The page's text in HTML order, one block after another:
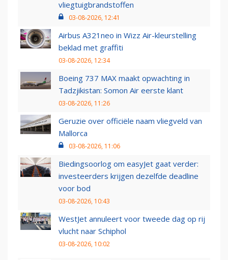
vliegtuigbrandstoffen
03-08-2026, 12:41
Airbus A321neo in Wizz Air-kleurstelling
beklad met graffiti
03-08-2026, 12:34
Boeing 737 MAX maakt opwachting in
Tadzjikistan: Somon Air eerste klant
03-08-2026, 11:26
Geruzie over officiële naam vliegveld van
Mallorca
03-08-2026, 11:06
Biedingsoorlog om easyJet gaat verder:
investeerders krijgen dezelfde deadline
voor bod
03-08-2026, 10:43
WestJet annuleert voor tweede dag op rij
vlucht naar Schiphol
03-08-2026, 10:02